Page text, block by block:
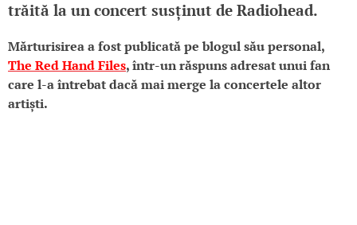
trăită la un concert susținut de Radiohead.
Mărturisirea a fost publicată pe blogul său personal,
The Red Hand Files, într-un răspuns adresat unui fan
care l-a întrebat dacă mai merge la concertele altor
artiști.